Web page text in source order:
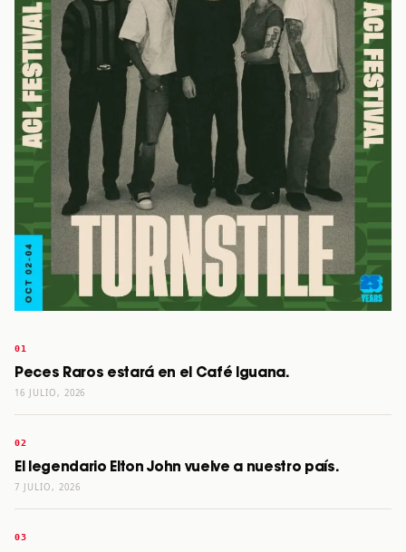
Peces Raros estará en el Café Iguana.
16 JULIO, 2026
El legendario Elton John vuelve a nuestro país.
7 JULIO, 2026